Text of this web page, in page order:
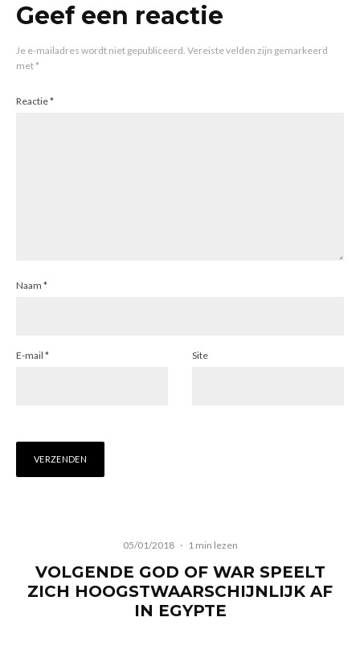
Geef een reactie
Je e-mailadres wordt niet gepubliceerd. Vereiste velden zijn gemarkeerd
met*
Reactie*
Naam *
E-mail * Site
05/01/2018 · 1 min lezen
VOLGENDE GOD OF WAR SPEELT
ZICH HOOGSTWAARSCHIJNLIJK AF
IN EGYPTE